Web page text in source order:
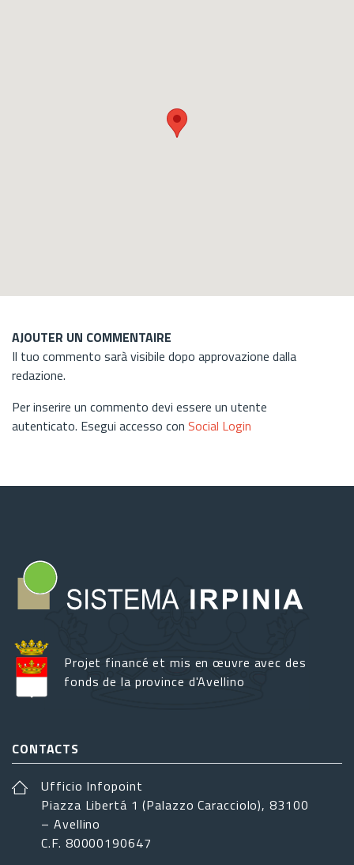
AJOUTER UN COMMENTAIRE
Il tuo commento sarà visibile dopo approvazione dalla
redazione.
Per inserire un commento devi essere un utente
autenticato. Esegui accesso con Social Login
Projet financé et mis en œuvre avec des
fonds de la province d'Avellino
CONTACTS
Ufficio Infopoint
Piazza Libertá 1 (Palazzo Caracciolo), 83100
– Avellino
C.F. 80000190647